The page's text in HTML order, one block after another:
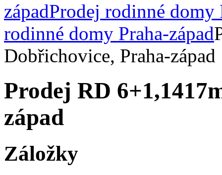
západProdej rodinné domy
rodinné domy Praha-západ
Dobřichovice, Praha-západ
Prodej RD
západ
Záložky